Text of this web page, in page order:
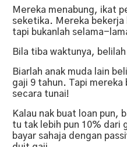
Mereka menabung, ikat
seketika. Mereka
tapi bukanlah selama-
Bila tiba waktunya,
Biarlah anak muda lain
gaji 9 tahun. Tapi mereka
secara tunai!
Kalau nak buat loan pun,
tu tak lebih pun 10% dari
bayar sahaja dengan